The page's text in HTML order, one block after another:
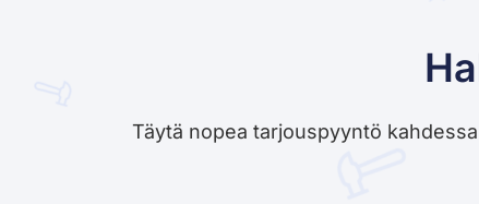
Täytä nopea tarjouspyyntö